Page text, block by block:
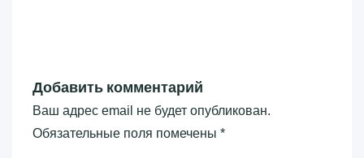
Добавить комментарий
Ваш адрес email не будет опубликован.
Обязательные поля помечены *